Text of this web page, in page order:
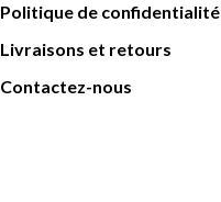
Politique de confidentialité
Livraisons et retours
Contactez-nous